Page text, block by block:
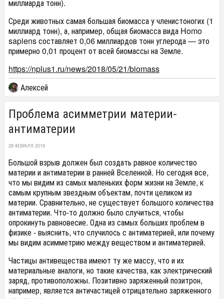
миллиарда тонн).
Среди животных самая большая биомасса у членистоногих (1
миллиард тонн), а, например, общая биомасса вида Homo
sapiens составляет 0,06 миллиардов тонн углерода — это
примерно 0,01 процент от всей биомассы на Земле.
https://nplus1.ru/news/2018/05/21/biomass
Алексей
Проблема асимметрии материи-
антиматерии
28 ФЕВРАЛЯ 2018
Большой взрыв должен был создать равное количество
материи и антиматерии в ранней Вселенной. Но сегодня все,
что мы видим из самых маленьких форм жизни на Земле, к
самым крупным звездным объектам, почти целиком из
материи. Сравнительно, не существует большого количества
антиматерии. Что-то должно было случиться, чтобы
опрокинуть равновесие. Одна из самых больших проблем в
физике - выяснить, что случилось с антиматерией, или почему
мы видим асимметрию между веществом и антиматерией.
Частицы антивещества имеют ту же массу, что и их
материальные аналоги, но такие качества, как электрический
заряд, противоположны. Позитивно заряженный позитрон,
например, является античастицей отрицательно заряженного